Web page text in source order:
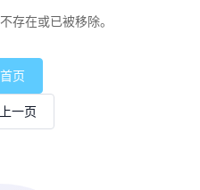
存在或已被移除。
页
一页